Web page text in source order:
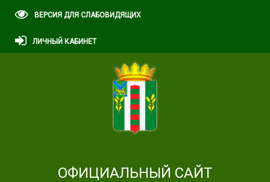
ВЕРСИЯ ДЛЯ СЛАБОВИДЯЩИХ
ЛИЧНЫЙ КАБИНЕТ
ОФИЦИАЛЬНЫЙ САЙТ